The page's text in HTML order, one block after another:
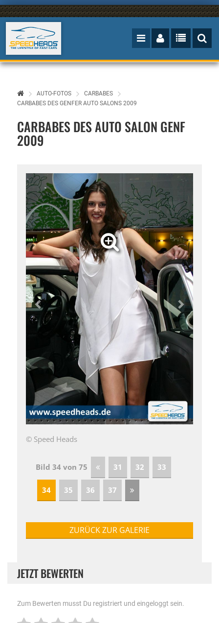
AUTO-FOTOS
CARBABES
CARBABES DES GENFER AUTO SALONS 2009
CARBABES DES AUTO SALON GENF
2009
© Speed Heads
Bild 34 von 75 31 32 33
34 35 36 37
ZURÜCK ZUR GALERIE
JETZT BEWERTEN
Zum Bewerten musst Du registriert und eingeloggt sein.